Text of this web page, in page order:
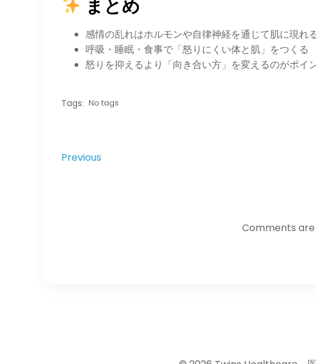
まとめ
感情の乱れはホルモンや自律神経を通じて肌に現れ
呼吸・睡眠・食事で「怒りにくい体と肌」をつくる
怒りを抑えるより「向き合い方」を変えるのがポイ
Tags: No tags
Previous
Comments